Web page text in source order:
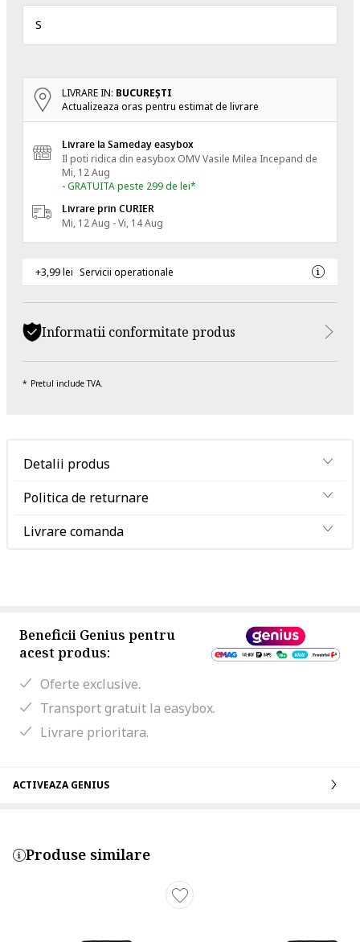
S
LIVRARE IN: BUCUREŞTI
Actualizeaza oras pentru estimat de livrare
Livrare la Sameday easybox
Il poti ridica din easybox OMV Vasile Milea Incepand de
Mi, 12 Aug
- GRATUITA peste 299 de lei*
Livrare prin CURIER
Mi, 12 Aug - Vi, 14 Aug
+3,99 lei Servicii operationale
Informatii conformitate produs
Pretul include TVA.
Detalii produs
Politica de returnare
Livrare comanda
Beneficii Genius pentru
acest produs:
Oferte exclusive.
Transport gratuit la easybox.
Livrare prioritara.
ACTIVEAZA GENIUS
Produse similare